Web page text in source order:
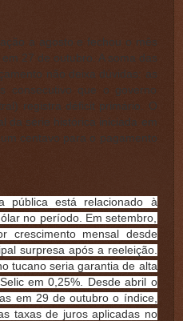
a agosto e fechou o mês
27 de outubro. A soma das
não deixa dúvidas: as
consecutivo que o governo
registra déficit primário. O
da série histórica iniciada em
centavo para o pagamento
pública está relacionado à
no período. Em setembro,
crescimento mensal desde
surpresa após a reeleição.
tucano seria garantia de alta
em 0,25%. Desde abril o
em 29 de outubro o índice,
taxas de juros aplicadas no